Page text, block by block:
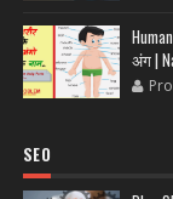
अंग |
SEO